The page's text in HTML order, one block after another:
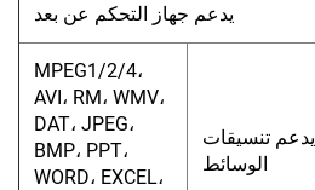
يدعم جهاز التحكم عن بعد
يدعم تنسيقات
الوسائط
MPEG1/2/4،
AVI، RM، WMV،
DAT، JPEG،
BMP، PPT،
WORD، EXCEL،